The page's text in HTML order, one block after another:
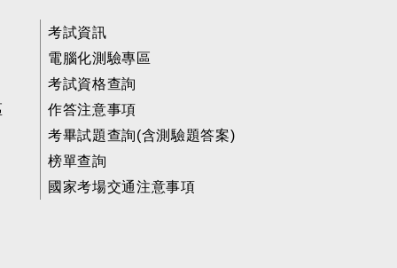
考試資訊
電腦化測驗專區
考試資格查詢
作答注意事項
考畢試題查詢(含測驗題答案)
榜單查詢
國家考場交通注意事項